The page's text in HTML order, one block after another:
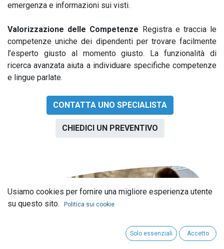
emergenza e informazioni sui visti.
Valorizzazione delle Competenze Registra e traccia le
competenze uniche dei dipendenti per trovare facilmente
l’esperto giusto al momento giusto. La funzionalità di
ricerca avanzata aiuta a individuare specifiche competenze
e lingue parlate.
CONTATTA UNO SPECIALISTA
CHIEDICI UN PREVENTIVO
Usiamo cookies per fornire una migliore esperienza utente
su questo sito.
Politica sui cookie
Solo essenziali Accetto